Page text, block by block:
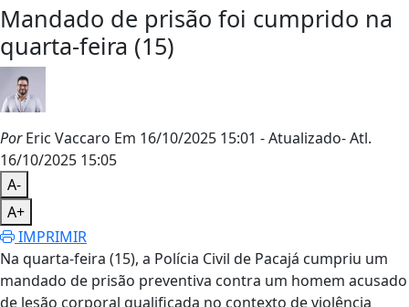
Mandado de prisão foi cumprido na
quarta-feira (15)
PorEric Vaccaro Em 16/10/2025 15:01 - Atualizado- Atl.
16/10/2025 15:05
A-
A+
IMPRIMIR
Na quarta-feira (15), a Polícia Civil de Pacajá cumpriu um
mandado de prisão preventiva contra um homem acusado
de lesão corporal qualificada no contexto de violência